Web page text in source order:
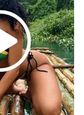
i potrebu za mirom
ideje koje donose
Ribe koje su u
dok
koja im donosi